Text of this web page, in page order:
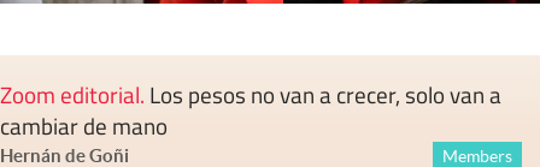
Zoom editorial. Los pesos no van a crecer, solo van a
cambiar de mano
Hernán de Goñi Members